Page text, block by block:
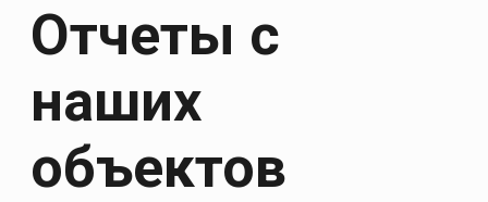
Отчеты с
наших
объектов